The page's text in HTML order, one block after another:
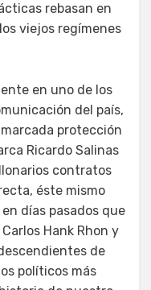
rebasan en
viejos regímenes
en uno de los
del país,
protección
Ricardo Salinas
contratos
éste mismo
días pasados que
Hank Rhon y
de
políticos más